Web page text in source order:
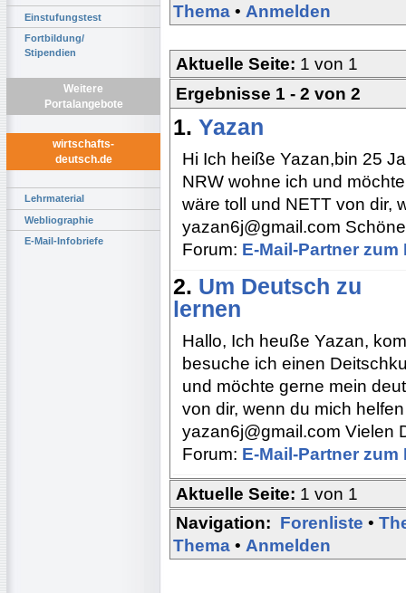
Einstufungstest
Fortbildung/
Stipendien
Weitere
Portalangebote
wirtschafts-
deutsch.de
Lehrmaterial
Webliographie
E-Mail-Infobriefe
Thema • Anmelden
Aktuelle Seite: 1 von 1
Ergebnisse 1 - 2 von 2
1. Yazan
Hi Ich heiße Yazan,bin 25
NRW wohne ich und
wäre toll und NETT von dir,
yazan6j@gmail.com
Forum: E-Mail-Partner
2. Um Deutsch zu
lernen
Hallo, Ich heuße Yazan,
besuche ich einen
und möchte gerne mein
von dir, wenn du mich
yazan6j@gmail.com Vielen
Forum: E-Mail-Partner
Aktuelle Seite: 1 von 1
Navigation: Forenliste •
Thema • Anmelden